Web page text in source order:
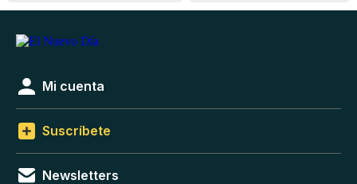
Mi cuenta
Suscríbete
Newsletters